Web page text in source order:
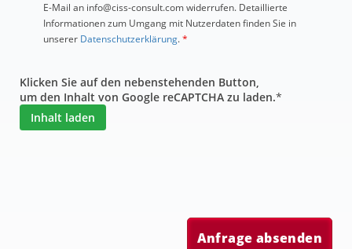
E-Mail an info@ciss-consult.com widerrufen. Detaillierte
Informationen zum Umgang mit Nutzerdaten finden Sie in
unserer Datenschutzerklärung.*
Klicken Sie auf den nebenstehenden Button,
um den Inhalt von Google reCAPTCHA zu laden.*
Inhalt laden